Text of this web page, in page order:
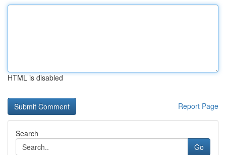
HTML is disabled
Report Page
Search
Go